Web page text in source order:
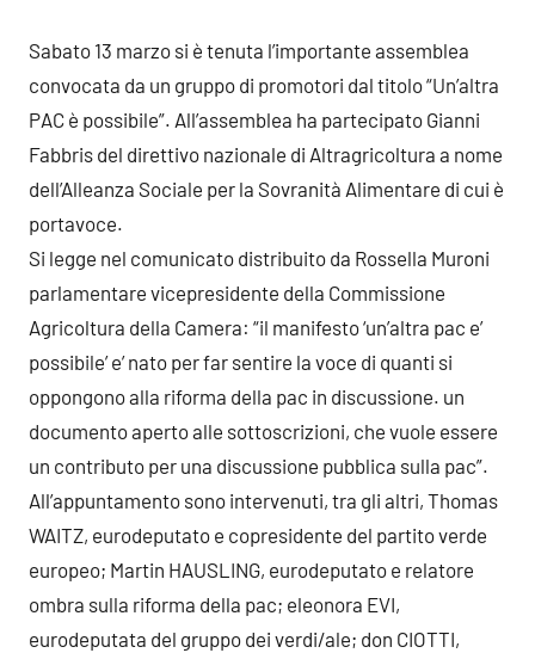
Sabato 13 marzo si è tenuta l’importante assemblea
convocata da un gruppo di promotori dal titolo “Un’altra
PAC è possibile”. All’assemblea ha partecipato Gianni
Fabbris del direttivo nazionale di Altragricoltura a nome
dell’Alleanza Sociale per la Sovranità Alimentare di cui è
portavoce.
Si legge nel comunicato distribuito da Rossella Muroni
parlamentare vicepresidente della Commissione
Agricoltura della Camera: “il manifesto ‘un’altra pac e’
possibile’ e’ nato per far sentire la voce di quanti si
oppongono alla riforma della pac in discussione. un
documento aperto alle sottoscrizioni, che vuole essere
un contributo per una discussione pubblica sulla pac”.
All’appuntamento sono intervenuti, tra gli altri, Thomas
WAITZ, eurodeputato e copresidente del partito verde
europeo; Martin HAUSLING, eurodeputato e relatore
ombra sulla riforma della pac; eleonora EVI,
eurodeputata del gruppo dei verdi/ale; don CIOTTI,